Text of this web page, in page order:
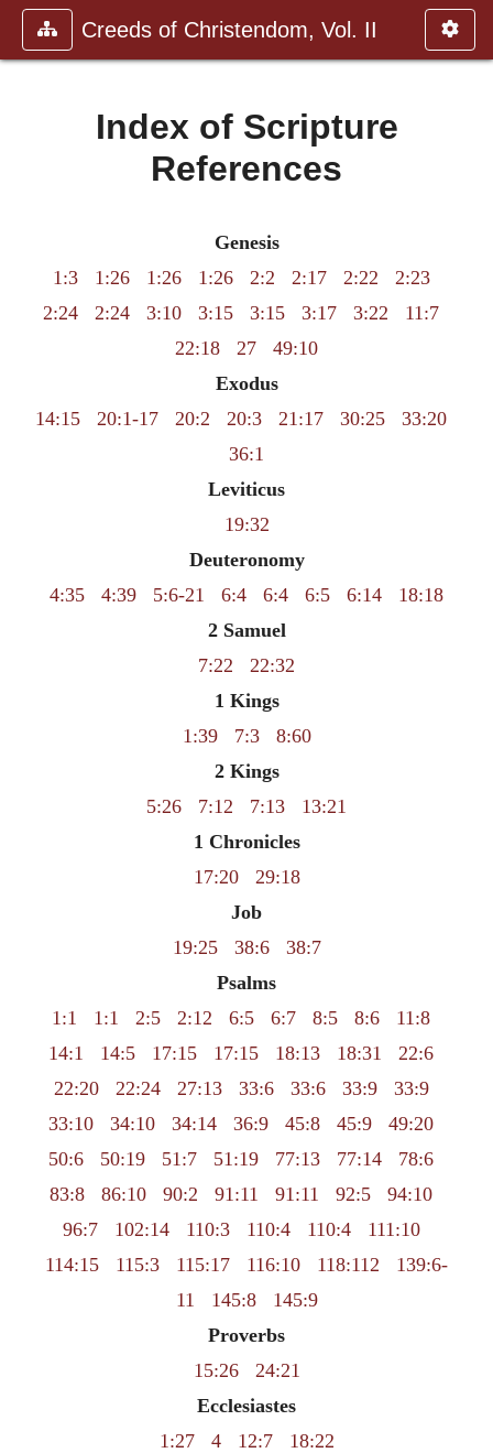
Creeds of Christendom, Vol. II
Index of Scripture
References
Genesis
1:3
1:26 1:26 1:26 2:2 2:17 2:22
2:23
2:24
2:24 3:10 3:15 3:15 3:17 3:22
11:7
22:18
27
49:10
Exodus
14:15
20:1-17 20:2 20:3 21:17 30:25
33:20
36:1
Leviticus
19:32
Deuteronomy
4:35
4:39 5:6-21 6:4 6:4 6:5 6:14
18:18
2 Samuel
7:22
22:32
1 Kings
1:39
7:3
8:60
2 Kings
5:26
7:12 7:13
13:21
1 Chronicles
17:20
29:18
Job
19:25
38:6
38:7
Psalms
1:1
1:1 2:5 2:12 6:5 6:7 8:5 8:6
11:8
14:1
14:5 17:15 17:15 18:13 18:31
22:6
22:20
22:24 27:13 33:6 33:6 33:9
33:9
33:10
34:10 34:14 36:9 45:8 45:9
49:20
50:6
50:19 51:7 51:19 77:13 77:14
78:6
83:8
86:10 90:2 91:11 91:11 92:5
94:10
96:7
102:14 110:3 110:4 110:4
111:10
114:15
115:3 115:17 116:10 118:112
139:6-
11
145:8
145:9
Proverbs
15:26
24:21
Ecclesiastes
1:27
4 12:7
18:22